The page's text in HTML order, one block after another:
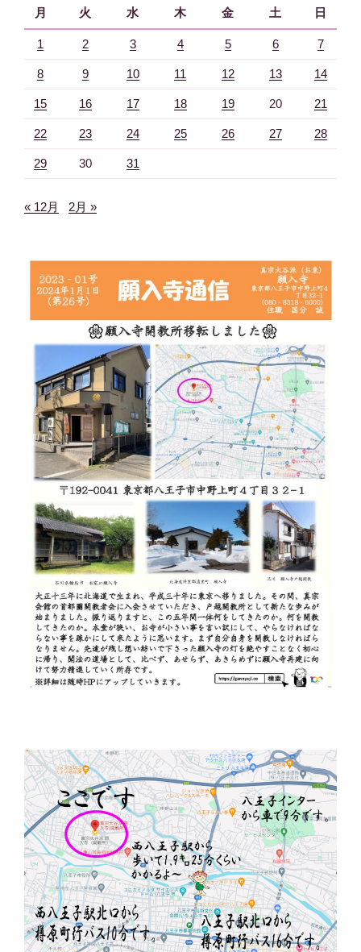
月 火 水 木 金 土 日
1 2 3 4 5 6 7
8 9 10 11 12 13 14
15 16 17 18 19 20 21
22 23 24 25 26 27 28
29 30 31
« 12月 2月 »